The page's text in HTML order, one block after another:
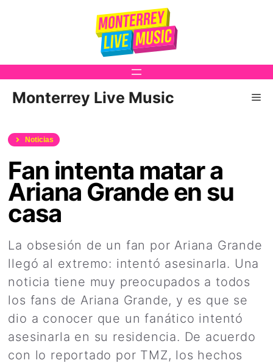
Monterrey Live Music
Noticias
Fan intenta matar a
Ariana Grande en su
casa
La obsesión de un fan por Ariana Grande
llegó al extremo: intentó asesinarla. Una
noticia tiene muy preocupados a todos
los fans de Ariana Grande, y es que se
dio a conocer que un fanático intentó
asesinarla en su residencia. De acuerdo
con lo reportado por TMZ, los hechos